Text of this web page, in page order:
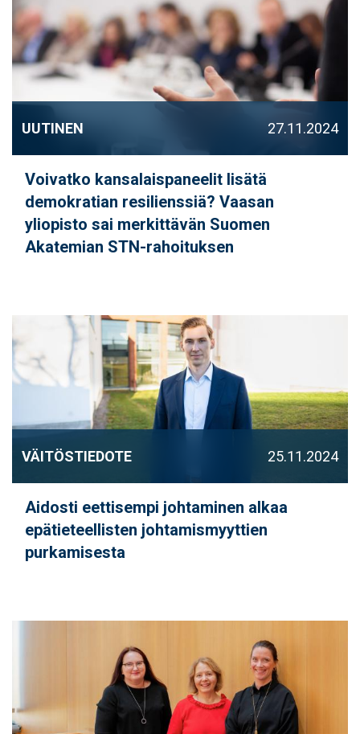
UUTINEN 27.11.2024
Voivatko kansalaispaneelit lisätä
demokratian resilienssiä? Vaasan
yliopisto sai merkittävän Suomen
Akatemian STN-rahoituksen
VÄITÖSTIEDOTE 25.11.2024
Aidosti eettisempi johtaminen alkaa
epätieteellisten johtamismyyttien
purkamisesta